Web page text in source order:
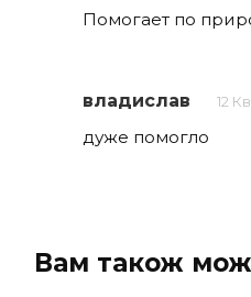
Помогает по
владислав 12
дуже помогло
Вам також